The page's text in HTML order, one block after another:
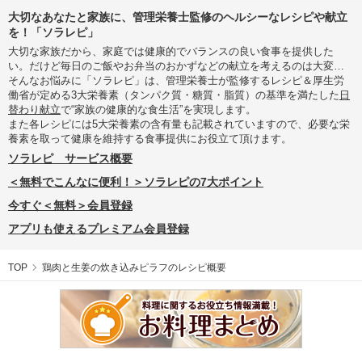
大切なあなたと家族に、管理栄養士監修のヘルシーなレシピや献立
を！「ソラレピ」
大切な家族だから、家庭では健康的でバランスの良い食事を提供した
い。だけど毎日のご飯やお弁当のおかずなどの献立を考えるのは大変…
そんなお悩みに「ソラレピ」は、管理栄養士が監修するレシピ＆厚生労
働省が定める3大栄養素（タンパク質・糖質・脂質）の基準を満たした 日
替わり献立で“家族の健康的な食生活”を実現します。
また各レシピには5大栄養素の含有量も記載されていますので、必要な栄
養素を取って健康を維持する食事提供にお役立て頂けます。
ソラレピ サービス概要
＜無料でこんなに便利！＞ソラレピの7大ポイント
今すぐ＜無料＞会員登録
アプリも使えるプレミアム会員登録
TOP 鶏肉と生姜の炊き込みピラフのレシピ概要